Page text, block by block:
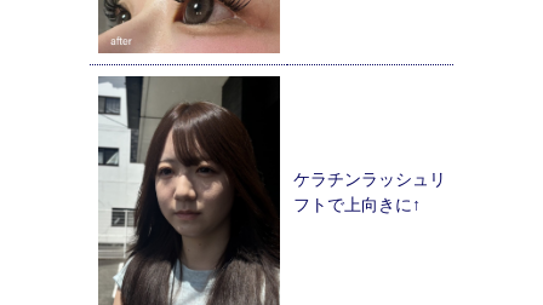
ケラチンラッシュリ
フトで上向きに↑